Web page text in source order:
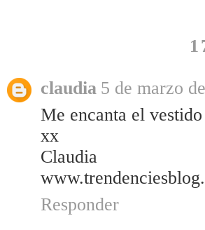
claudia 5 de marzo
Me encanta el
xx
Claudia
Responder